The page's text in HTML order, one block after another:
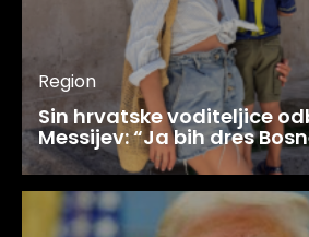
Region
Sin hrvatske voditeljice
Messijev: “Ja bih dres